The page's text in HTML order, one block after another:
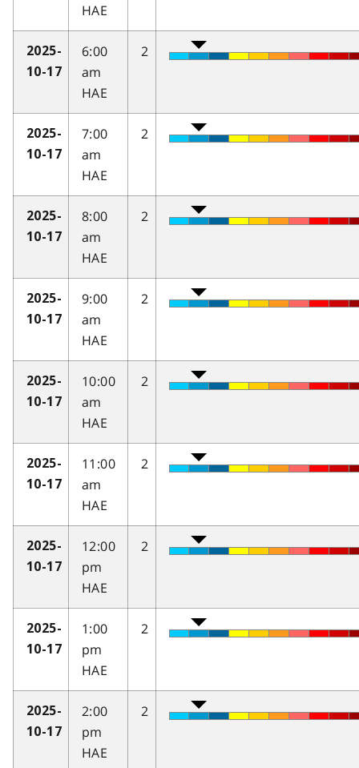
HAE
2025-
10-17
6:00
am
HAE
2
2025-
10-17
7:00
am
HAE
2
2025-
10-17
8:00
am
HAE
2
2025-
10-17
9:00
am
HAE
2
2025-
10-17
10:00
am
HAE
2
2025-
10-17
11:00
am
HAE
2
2025-
10-17
12:00
pm
HAE
2
2025-
10-17
1:00
pm
HAE
2
2025-
10-17
2:00
pm
HAE
2